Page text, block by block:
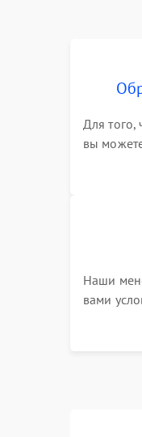
Для того,
вы
номер
Наши
вами